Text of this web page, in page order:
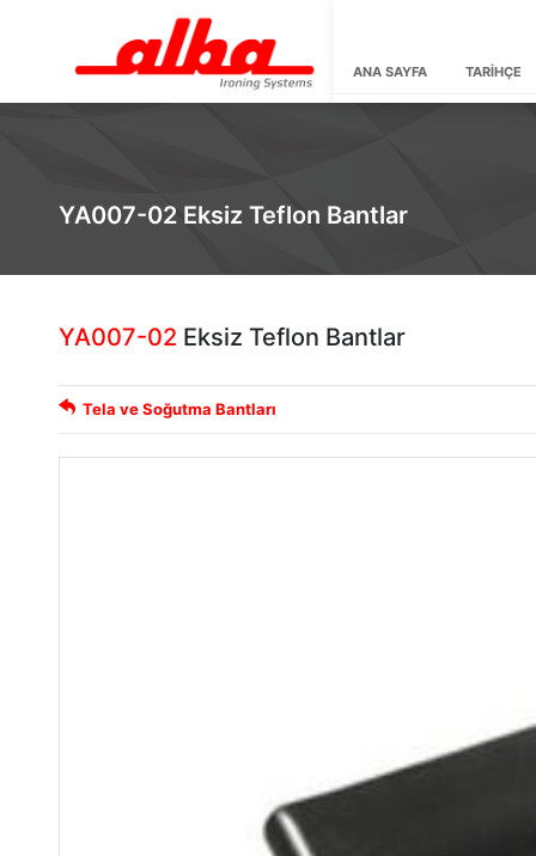
ANA SAYFA TARİHÇE
YA007-02 Eksiz Teflon Bantlar
YA007-02 Eksiz Teflon Bantlar
Tela ve Soğutma Bantları